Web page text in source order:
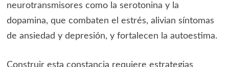
neurotransmisores como la serotonina y la
dopamina, que combaten el estrés, alivian síntomas
de ansiedad y depresión, y fortalecen la autoestima.
Construir esta constancia requiere estrategias